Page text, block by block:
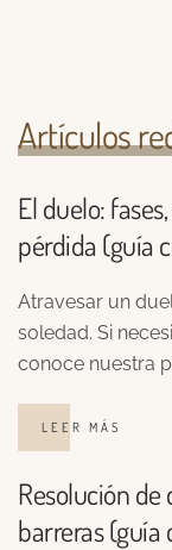
Artículos
El duelo:
pérdida (guía
Atravesar un
soledad. Si
conoce nuestra
LEER MÁS
Resolución de
barreras (guía